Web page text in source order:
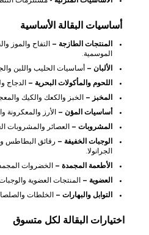
أساسيات البقالة الأساسية
المنتجات الطازجة – التفاح والموز
الموسمية.
الألبان – أساسيات الحليب واللبن
اللحوم والمأكولات البحرية – الدجاج
المخبز – الخبز والكعك والكيك
أساسيات المؤن – الأرز والمعكرونة
المشروبات – العصائر والمشروبات
الوجبات الخفيفة – رقائق البطاطس
الجرانولا.
الأطعمة المجمدة – الخضروات
العضوية – المنتجات العضوية والوجبات
التوابل والبهارات – الخلطات
اختيارات البقالة لكل متسوق